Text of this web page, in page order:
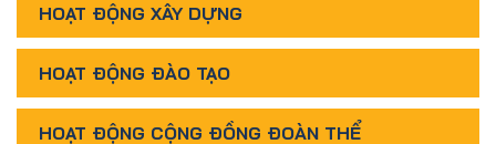
HOẠT ĐỘNG XÂY DỰNG
HOẠT ĐỘNG ĐÀO TẠO
HOẠT ĐỘNG CỘNG ĐỒNG ĐOÀN THỂ